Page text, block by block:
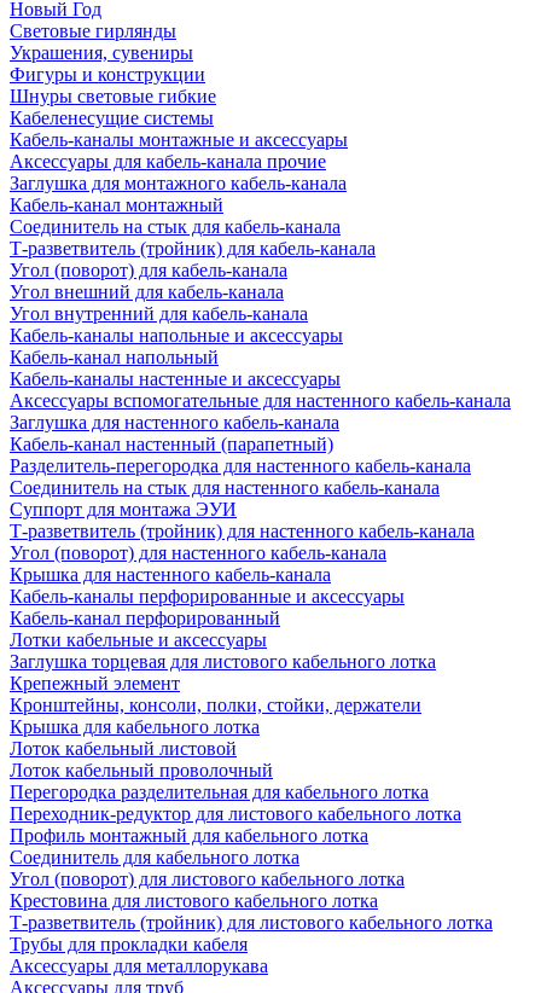
Новый Год
Световые гирлянды
Украшения, сувениры
Фигуры и конструкции
Шнуры световые гибкие
Кабеленесущие системы
Кабель-каналы монтажные и аксессуары
Аксессуары для кабель-канала прочие
Заглушка для монтажного кабель-канала
Кабель-канал монтажный
Соединитель на стык для кабель-канала
Т-разветвитель (тройник) для кабель-канала
Угол (поворот) для кабель-канала
Угол внешний для кабель-канала
Угол внутренний для кабель-канала
Кабель-каналы напольные и аксессуары
Кабель-канал напольный
Кабель-каналы настенные и аксессуары
Аксессуары вспомогательные для настенного кабель-канала
Заглушка для настенного кабель-канала
Кабель-канал настенный (парапетный)
Разделитель-перегородка для настенного кабель-канала
Соединитель на стык для настенного кабель-канала
Суппорт для монтажа ЭУИ
Т-разветвитель (тройник) для настенного кабель-канала
Угол (поворот) для настенного кабель-канала
Крышка для настенного кабель-канала
Кабель-каналы перфорированные и аксессуары
Кабель-канал перфорированный
Лотки кабельные и аксессуары
Заглушка торцевая для листового кабельного лотка
Крепежный элемент
Кронштейны, консоли, полки, стойки, держатели
Крышка для кабельного лотка
Лоток кабельный листовой
Лоток кабельный проволочный
Перегородка разделительная для кабельного лотка
Переходник-редуктор для листового кабельного лотка
Профиль монтажный для кабельного лотка
Соединитель для кабельного лотка
Угол (поворот) для листового кабельного лотка
Крестовина для листового кабельного лотка
Т-разветвитель (тройник) для листового кабельного лотка
Трубы для прокладки кабеля
Аксессуары для металлорукава
Аксессуары для труб